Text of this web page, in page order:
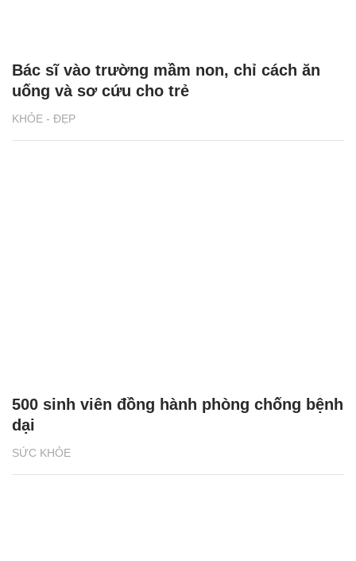
KHỎE - ĐẸP
Bác sĩ vào trường mầm non, chỉ cách ăn
uống và sơ cứu cho trẻ
SỨC KHỎE
500 sinh viên đồng hành phòng chống bệnh
dại